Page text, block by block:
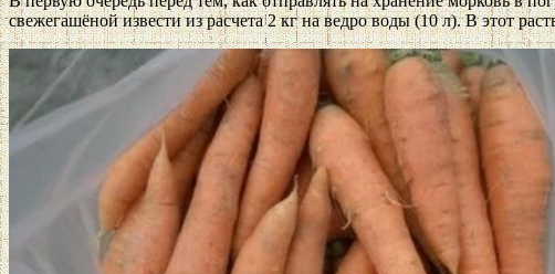
свежегашёной извести из расчета 2 кг на ведро воды (10 л). В этот